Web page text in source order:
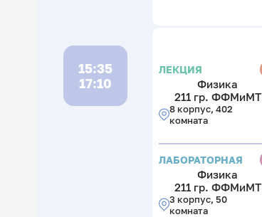
15:35
17:10
ЛЕКЦИЯ
Физика
211 гр. ФФМиМТ
8 корпус, 402
комната
ЛАБОРАТОРНАЯ
Физика
211 гр. ФФМиМТ
3 корпус, 50
комната